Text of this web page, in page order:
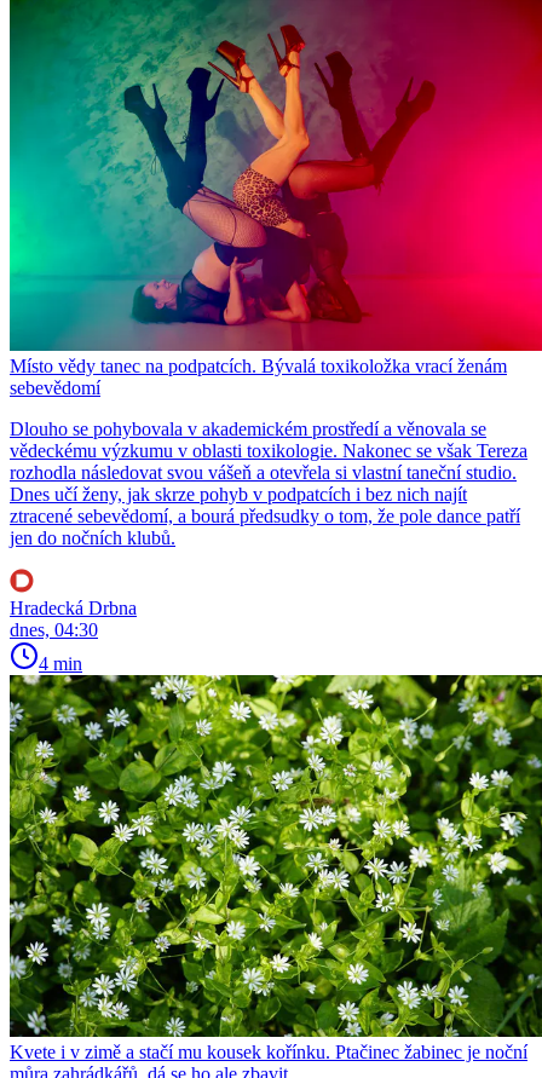
Místo vědy tanec na podpatcích. Bývalá toxikoložka vrací ženám
sebevědomí
Dlouho se pohybovala v akademickém prostředí a věnovala se
vědeckému výzkumu v oblasti toxikologie. Nakonec se však Tereza
rozhodla následovat svou vášeň a otevřela si vlastní taneční studio.
Dnes učí ženy, jak skrze pohyb v podpatcích i bez nich najít
ztracené sebevědomí, a bourá předsudky o tom, že pole dance patří
jen do nočních klubů.
Hradecká Drbna
dnes, 04:30
4 min
Kvete i v zimě a stačí mu kousek kořínku. Ptačinec žabinec je noční